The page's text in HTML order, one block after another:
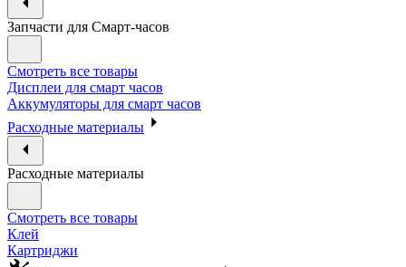
Запчасти для Смарт-часов
Смотреть все товары
Дисплеи для смарт часов
Аккумуляторы для смарт часов
Расходные материалы
Расходные материалы
Смотреть все товары
Клей
Картриджи